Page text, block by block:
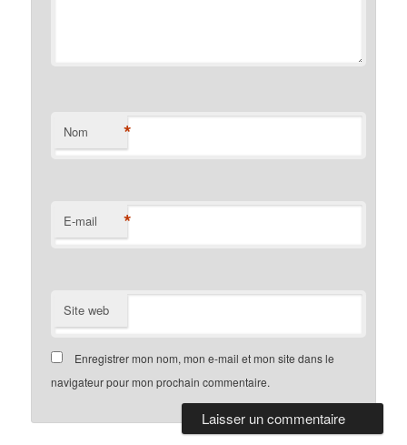
Nom *
E-mail *
Site web
Enregistrer mon nom, mon e-mail et mon site dans le
navigateur pour mon prochain commentaire.